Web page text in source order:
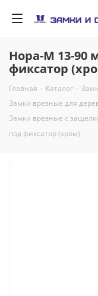
Нора-М 13-90
фиксатор
Главная - Каталог -
Замки врезные для
Замки врезные c
под фиксатор (хром)